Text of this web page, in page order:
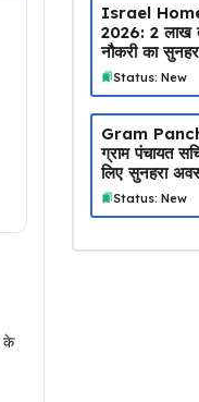
के
Israel
2026: ₹2 लाख
नौकरी का
Status: New
Gram
ग्राम पंचायत
लिए सुनहरा
Status: New